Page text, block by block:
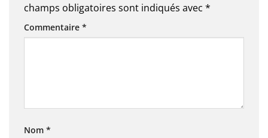
champs obligatoires sont indiqués avec *
Commentaire *
Nom *